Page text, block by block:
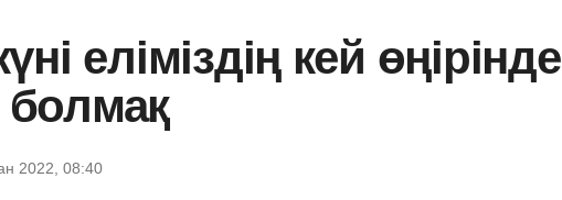
еліміздің кей өңірінде
2022, 08:40